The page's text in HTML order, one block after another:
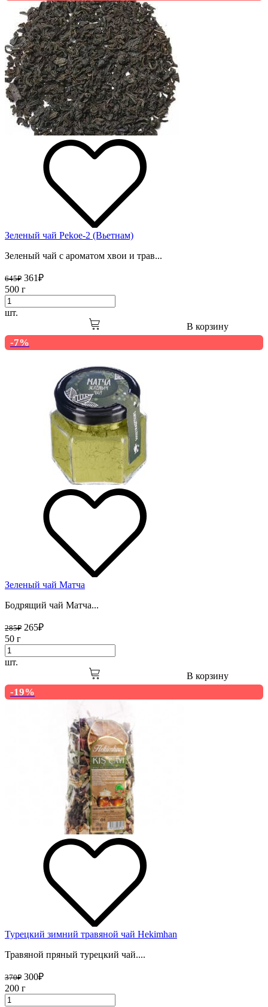
Зеленый чай Pekoe-2 (Вьетнам)
Зеленый чай с ароматом хвои и трав...
645₽ 361₽
500 г
шт.
В корзину
-7%
Зеленый чай Матча
Бодрящий чай Матча...
285₽ 265₽
50 г
шт.
В корзину
-19%
Турецкий зимний травяной чай Hekimhan
Травяной пряный турецкий чай....
370₽ 300₽
200 г